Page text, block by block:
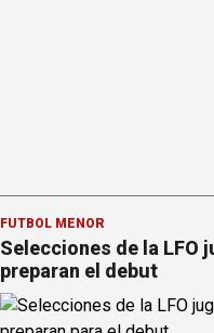
FÚTBOL MENOR
Selecciones de la LFO
preparan el debut